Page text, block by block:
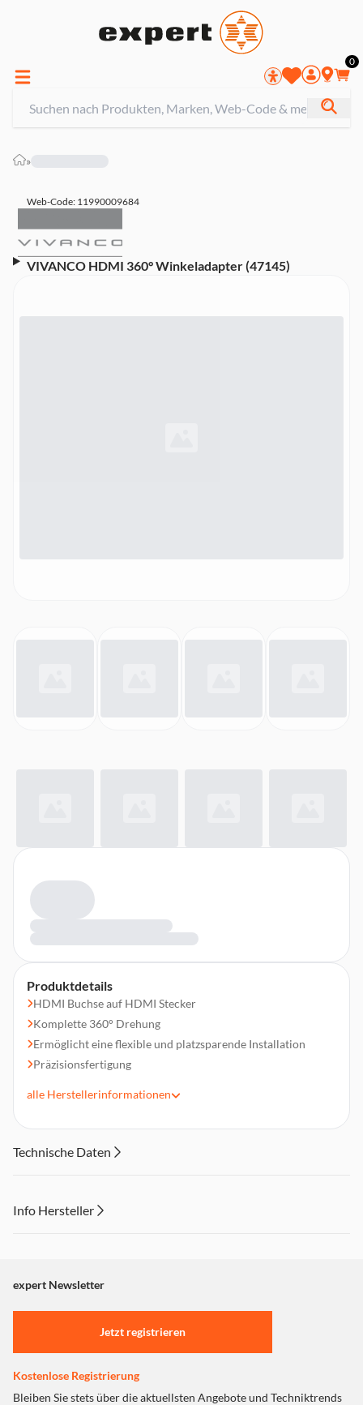
0
»
Web-Code: 11990009684
VIVANCO HDMI 360° Winkeladapter (47145)
Produktdetails
HDMI Buchse auf HDMI Stecker
Komplette 360° Drehung
Ermöglicht eine flexible und platzsparende Installation
Präzisionsfertigung
alle Herstellerinformationen
Technische Daten
Info Hersteller
"Marketing".
Einstellungen anpassen
expert Newsletter
Jetzt registrieren
Kostenlose Registrierung
Bleiben Sie stets über die aktuellsten Angebote und Techniktrends